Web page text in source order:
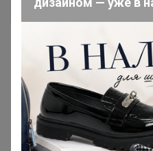
Как здесь все устроено?